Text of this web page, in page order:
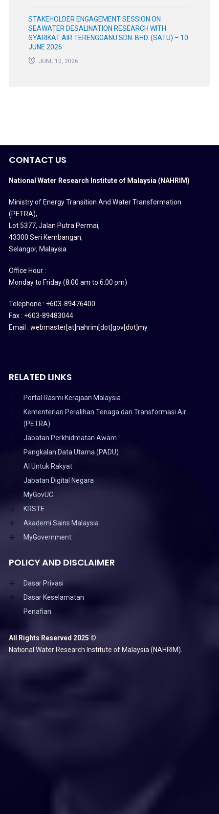
STAKEHOLDER ENGAGEMENT SESSION ON
SEAWATER DESALINATION RESEARCH WITH
SYARIKAT AIR TERENGGANU SDN. BHD. (SATU) – 10
JUNE 2026
JUNE 10, 2026
CONTACT US
National Water Research Institute of Malaysia (NAHRIM)
Ministry of Energy Transition And Water Transformation
(PETRA),
Lot 5377, Jalan Putra Permai,
43300 Seri Kembangan,
Selangor, Malaysia
Office Hour :
Monday to Friday (8:00 am to 6:00 pm)
Telephone : +603-89476400
Fax : +603-89483044
Email : webmaster[at]nahrim[dot]gov[dot]my
RELATED LINKS
Portal Rasmi Kerajaan Malaysia
Kementerian Peralihan Tenaga dan Transformasi Air
(PETRA)
Jabatan Perkhidmatan Awam
Pangkalan Data Utama (PADU)
AI Untuk Rakyat
Jabatan Digital Negara
MyGovUC
KRSTE
Akademi Sains Malaysia
MyGovernment
POLICY AND DISCLAIMER
Dasar Privasi
Dasar Keselamatan
Penafian
All Rights Reserved 2025 ©
National Water Research Institute of Malaysia (NAHRIM).